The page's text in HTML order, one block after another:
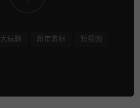
大标题 新年素材
短视频